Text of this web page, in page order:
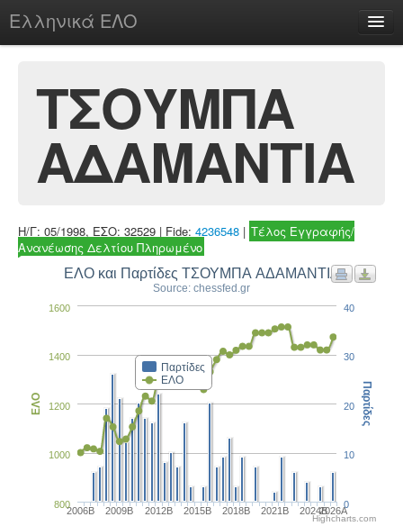
Ελληνικά ΕΛΟ
chesstu.be @ discord
Login
ΤΣΟΥΜΠΑ
ΑΔΑΜΑΝΤΙΑ
Η/Γ: 05/1998, ΕΣΟ: 32529 | Fide: 4236548 | Τέλος Εγγραφής/
Ανανέωσης Δελτίου Πληρωμένο
ΕΛΟ και Παρτίδες ΤΣΟΥΜΠΑ ΑΔΑΜΑΝΤΙΑ
Source: chessfed.gr
Παρτίδες
ΕΛΟ
2006B 2009B 2012B 2015B 2018B 2021B 2024B2026A
1000
1200
1400
1600
800
ΕΛΟ
0
10
20
30
40
Παρτίδες
Highcharts.com